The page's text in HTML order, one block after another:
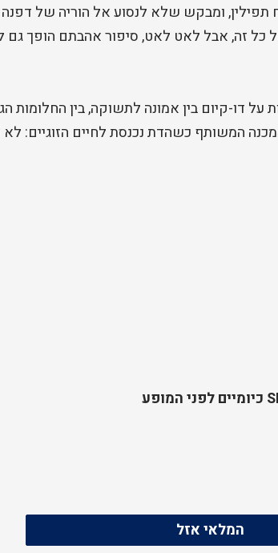
תפילין, ומבקש שלא לנסוע אל הוריה של
כל זה, אבל לאט לאט, סיפור אהבתם הופך גם
על דו-קיום בין אמונה לתשוקה, בין החלומות
המשותף כשהדת נכנסת לחיים הזוגיים: לא
המלאי אזל